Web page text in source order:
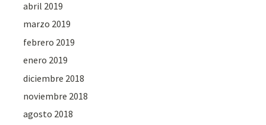
abril 2019
marzo 2019
febrero 2019
enero 2019
diciembre 2018
noviembre 2018
agosto 2018